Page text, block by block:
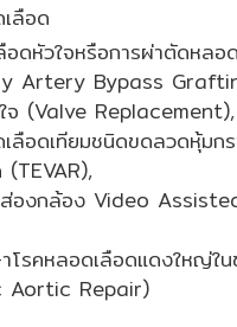
ลือด
ดหัวใจหรือการผ่าตัดหลอ
Artery Bypass
จ (Valve Replacement),
ลือดเทียมชนิดขดลวดหุ้มก
องกล้อง Video
โรคหลอดเลือดแดงใหญ่ใ
Aortic Repair)